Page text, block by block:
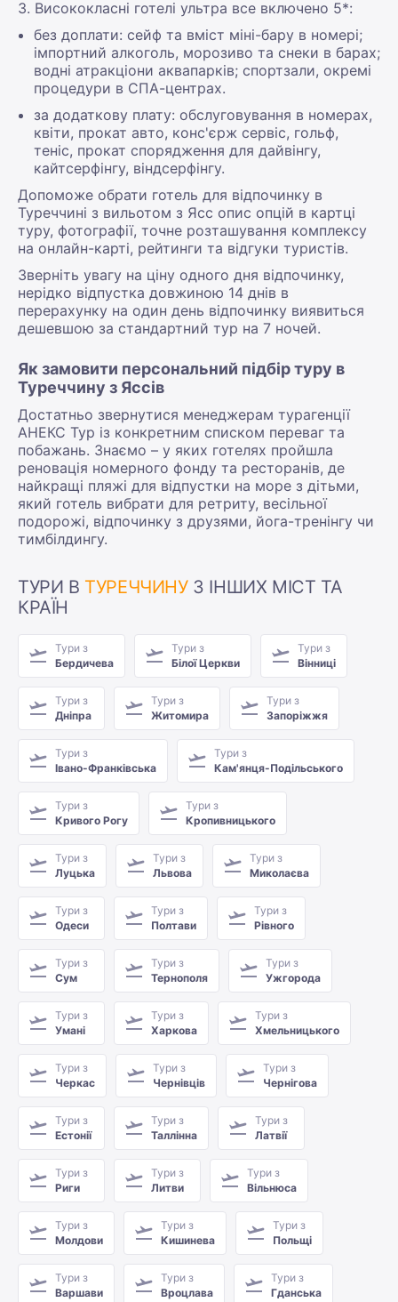
3. Висококласні готелі ультра все включено 5*:
без доплати: сейф та вміст міні-бару в номері;
імпортний алкоголь, морозиво та снеки в барах;
водні атракціони аквапарків; спортзали, окремі
процедури в СПА-центрах.
за додаткову плату: обслуговування в номерах,
квіти, прокат авто, конс'єрж сервіс, гольф,
теніс, прокат спорядження для дайвінгу,
кайтсерфінгу, віндсерфінгу.
Допоможе обрати готель для відпочинку в
Туреччині з вильотом з Ясс опис опцій в картці
туру, фотографії, точне розташування комплексу
на онлайн-карті, рейтинги та відгуки туристів.
Зверніть увагу на ціну одного дня відпочинку,
нерідко відпустка довжиною 14 днів в
перерахунку на один день відпочинку виявиться
дешевшою за стандартний тур на 7 ночей.
Як замовити персональний підбір туру в
Туреччину з Яссів
Достатньо звернутися менеджерам турагенції
АНЕКС Тур із конкретним списком переваг та
побажань. Знаємо – у яких готелях пройшла
реновація номерного фонду та ресторанів, де
найкращі пляжі для відпустки на море з дітьми,
який готель вибрати для ретриту, весільної
подорожі, відпочинку з друзями, йога-тренінгу чи
тимбілдингу.
ТУРИ В ТУРЕЧЧИНУЗ ІНШИХ МІСТ ТА
КРАЇН
Тури з
Бердичева
Тури з
Білої Церкви
Тури з
Вінниці
Тури з
Дніпра
Тури з
Житомира
Тури з
Запоріжжя
Тури з
Івано-Франківська
Тури з
Кам'янця-Подільського
Тури з
Кривого Рогу
Тури з
Кропивницького
Тури з
Луцька
Тури з
Львова
Тури з
Миколаєва
Тури з
Одеси
Тури з
Полтави
Тури з
Рівного
Тури з
Сум
Тури з
Тернополя
Тури з
Ужгорода
Тури з
Умані
Тури з
Харкова
Тури з
Хмельницького
Тури з
Черкас
Тури з
Чернівців
Тури з
Чернігова
Тури з
Естонії
Тури з
Таллінна
Тури з
Латвії
Тури з
Риги
Тури з
Литви
Тури з
Вільнюса
Тури з
Молдови
Тури з
Кишинева
Тури з
Польщі
Тури з
Варшави
Тури з
Вроцлава
Тури з
Гданська